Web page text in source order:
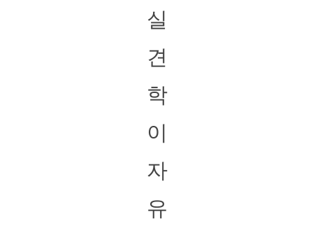
실
견
학
이
자
유